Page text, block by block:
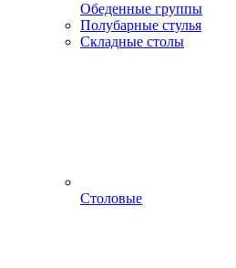
Обеденные группы
Полубарные стулья
Складные столы
Столовые